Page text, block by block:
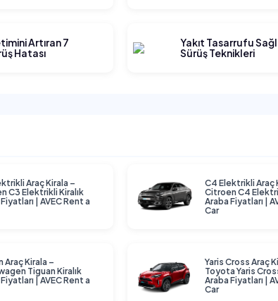
Artıran 7
Hatası
Yakıt Tasarrufu
Sürüş Teknikleri
Araç Kirala –
C3 Elektrikli Kiralık
| AVEC Rent a
C4 Elektrikli Araç
Citroen C4
Araba Fiyatları |
Car
Araç Kirala –
Tiguan Kiralık
| AVEC Rent a
Yaris Cross Araç
Toyota Yaris
Araba Fiyatları |
Car